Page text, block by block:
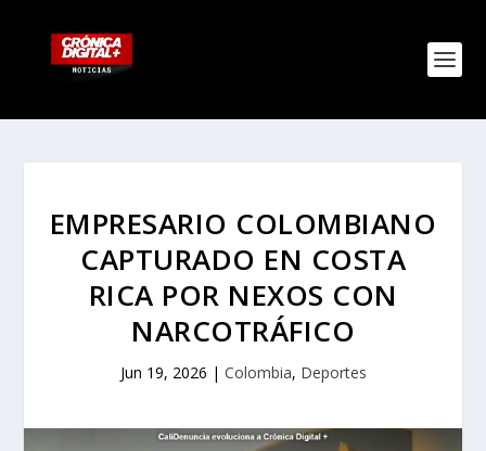
EMPRESARIO COLOMBIANO
CAPTURADO EN COSTA
RICA POR NEXOS CON
NARCOTRÁFICO
Jun 19, 2026 | Colombia, Deportes